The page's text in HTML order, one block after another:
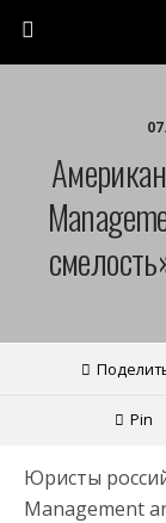
Pin
Юристы
Management